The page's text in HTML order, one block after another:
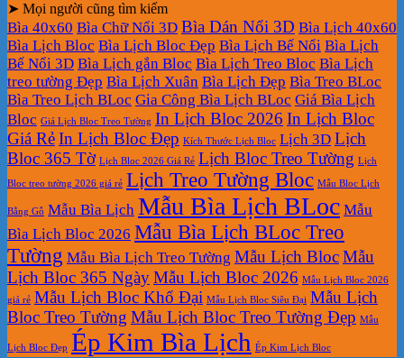
➤ Mọi người cũng tìm kiếm
Bìa 40x60 Bìa Chữ Nổi 3D Bìa Dán Nổi 3D Bìa Lịch 40x60
Bìa Lịch Bloc Bìa Lịch Bloc Đẹp Bìa Lịch Bế Nổi Bìa Lịch
Bế Nổi 3D Bìa Lịch gắn Bloc Bìa Lịch Treo Bloc Bìa Lịch
treo tường Đẹp Bìa Lịch Xuân Bìa Lịch Đẹp Bìa Treo BLoc
Bìa Treo Lịch BLoc Gia Công Bìa Lịch BLoc Giá Bìa Lịch
Bloc Giá Lịch Bloc Treo Tường In Lịch Bloc 2026 In Lịch Bloc
Giá RẻIn Lịch Bloc Đẹp Kích Thước Lịch Bloc Lịch 3D Lịch
Bloc 365 Tờ Lịch Bloc 2026 Giá Rẻ Lịch Bloc Treo Tường Lịch
Bloc treo tường 2026 giá rẻ Lịch Treo Tường Bloc Mẫu Bloc Lịch
Bằng Gỗ Mẫu Bìa Lịch Mẫu Bìa Lịch BLoc Mẫu
Bìa Lịch Bloc 2026 Mẫu Bìa Lịch BLoc Treo
Tường Mẫu Bìa Lịch Treo Tường Mẫu Lịch BlocMẫu
Lịch Bloc 365 NgàyMẫu Lịch Bloc 2026 Mẫu Lịch Bloc 2026
giá rẻ Mẫu Lịch Bloc Khổ Đại Mẫu Lịch Bloc Siêu Đại Mẫu Lịch
Bloc Treo Tường Mẫu Lịch Bloc Treo Tường Đẹp Mẫu
Lịch Bloc Đẹp Ép Kim Bìa Lịch Ép Kim Lịch Bloc